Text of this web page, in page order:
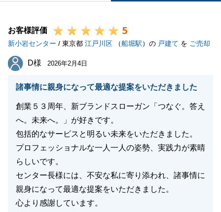
お客様評価 5
新小岩センター / 東京都 江戸川区 （船堀駅）の 戸建て を ご売却
D様
D様 2026年2月4日
諸事情に親身になって最適な提案をいただきました
創業５３周年、新ブランドスローガン「つなぐ。答え
へ。未来へ。」が好きです。
包括的なサービスと明るい未来をいただきました。
プロフェッショナルな一人一人の姿勢、実践力が素晴
らしいです。
センター長様には、不安な私に寄り添われ、諸事情に
親身になって最適な提案をいただきました。
心より感謝しています。